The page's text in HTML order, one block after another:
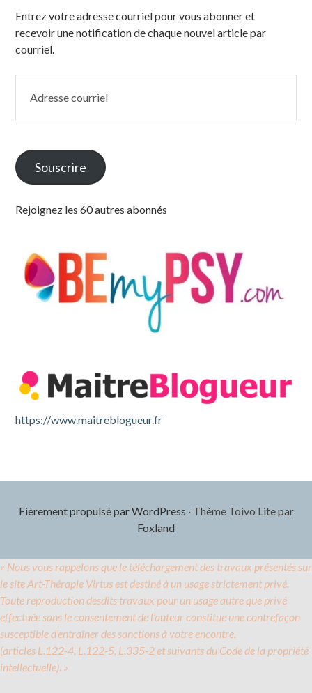
Entrez votre adresse courriel pour vous abonner et
recevoir une notification de chaque nouvel article par
courriel.
courriel
Souscrire
Rejoignez les 60 autres abonnés
https://www.maitreblogueur.fr
Fièrement propulsé par WordPress ·Thème Toivo Lite par
Foxland
« Nous vous rappelons que le téléchargement des travaux présentés sur
le site Art-Thérapie Virtus est destiné à un usage strictement privé.
Toute reproduction desdits travaux pour un usage autre que privé
effectuée sans le consentement de l’auteur constitue une contrefaçon
susceptible d’entraîner des sanctions à votre encontre.
(articles L.122-4, L.122-5, L.335-2 et suivants du Code de la propriété
intellectuelle). »